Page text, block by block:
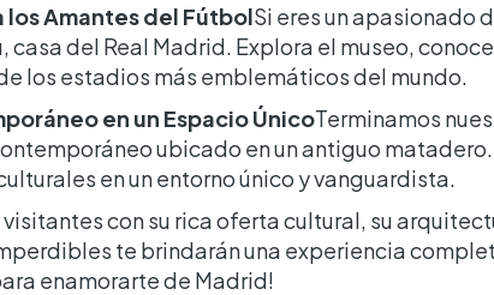
los Amantes del FútbolSi eres un apasionado
del Real Madrid. Explora el museo,
los estadios más emblemáticos del mundo.
en un Espacio ÚnicoTerminamos
ubicado en un antiguo
en un entorno único y vanguardista.
con su rica oferta cultural, su
te brindarán una experiencia
enamorarte de Madrid!